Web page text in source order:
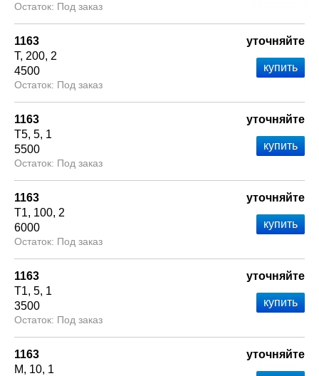
Под заказ
1163
Т 200 2
4500
Под заказ
уточняйте
1163
Т5 5 1
5500
Под заказ
уточняйте
1163
Т1 100 2
6000
Под заказ
уточняйте
1163
Т1 5 1
3500
Под заказ
уточняйте
1163
М
10 1
уточняйте